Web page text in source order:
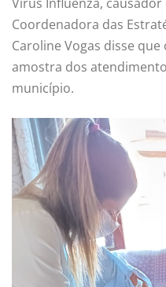
Coordenadora das
Caroline Vogas disse
amostra dos
município.